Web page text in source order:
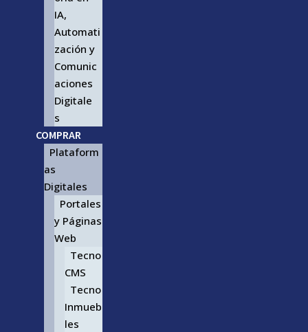
IA,
Automati
zación y
Comunic
aciones
Digitale
s
COMPRAR
Plataform
as
Digitales
Portales
y Páginas
Web
Tecno
CMS
Tecno
Inmueb
les